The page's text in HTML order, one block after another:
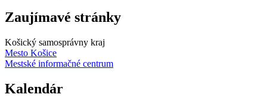
Zaujímavé stránky
Košický samosprávny kraj
Mesto Košice
Mestské informačné centrum
Kalendár